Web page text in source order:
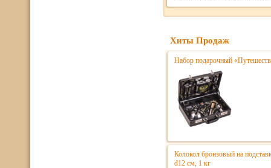
Хиты Продаж
Набор подарочный
Колокол бронзовый на
d12 см, 1 кг